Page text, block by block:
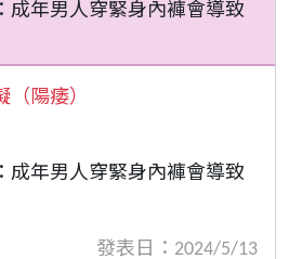
成年男人穿緊身內褲會導致
陽痿）
成年男人穿緊身內褲會導致
發表日：2024/5/13